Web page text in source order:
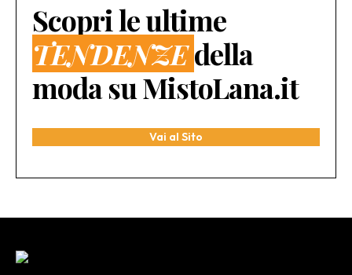
Scopri le ultime
TENDENZEdella
moda su MistoLana.it
Vai al Sito